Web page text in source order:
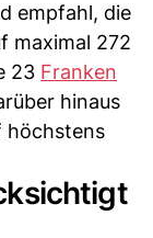
empfahl, die
maximal 272
23 Franken
hinaus
höchstens